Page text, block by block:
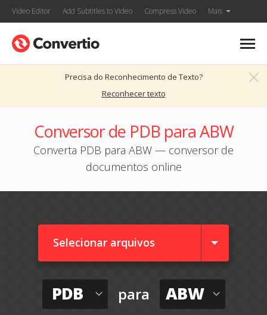
Video Editor Add Subtitles to Video Compress Video Mais
Precisa do Reconhecimento de Texto?
Reconhecer texto
Conversor de PDB para ABW
Converta PDB para ABW — conversor de
documentos online
Selecionar arquivos
PDB para ABW